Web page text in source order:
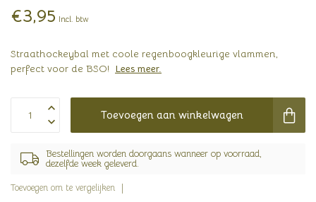
€3,95 Incl. btw
Straathockeybal met coole regenboogkleurige vlammen,
perfect voor de BSO! Lees meer.
Toevoegen aan winkelwagen
Bestellingen worden doorgaans wanneer op voorraad,
dezelfde week geleverd.
Toevoegen om te vergelijken